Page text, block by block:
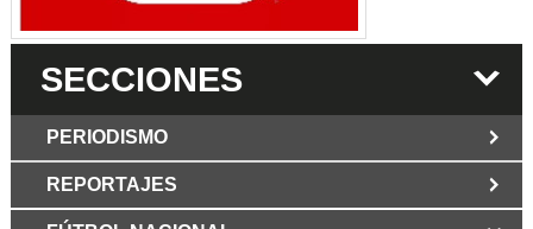
SECCIONES
PERIODISMO
Los Periodist@s
REPORTAJES